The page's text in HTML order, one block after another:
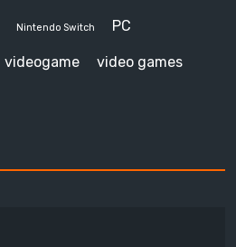
Nintendo Switch PC
videogame video games